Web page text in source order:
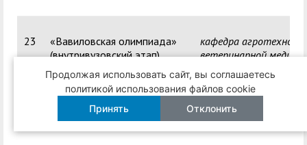
23
«Вавиловская олимпиада»
(внутривузовский этап)
кафедра
ветеринарной
Попеляева Н.Н.
83882224038
Продолжая использовать сайт, вы соглашаетесь
политикой использования файлов cookie
Принять
Отклонить